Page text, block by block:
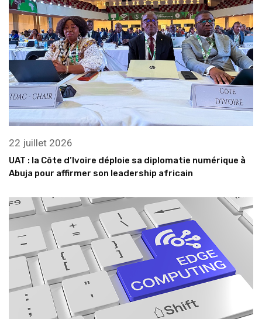
22 juillet 2026
UAT : la Côte d’Ivoire déploie sa diplomatie numérique à
Abuja pour affirmer son leadership africain